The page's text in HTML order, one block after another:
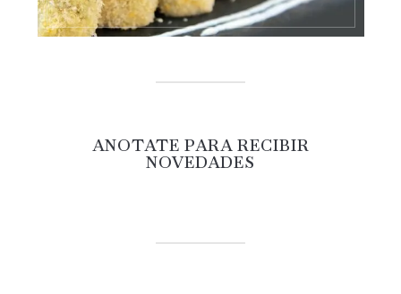
ANOTATE PARA RECIBIR
NOVEDADES